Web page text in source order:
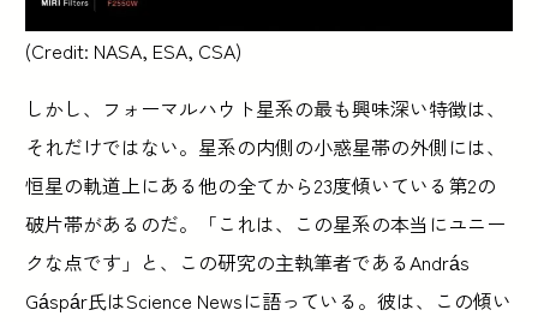
(Credit: NASA, ESA, CSA)
しかし、フォーマルハウト星系の最も興味深い特徴は、
それだけではない。星系の内側の小惑星帯の外側には、
恒星の軌道上にある他の全てから23度傾いている第2の
破片帯があるのだ。「これは、この星系の本当にユニー
クな点です」と、この研究の主執筆者であるAndrás
Gáspár氏はScience Newsに語っている。彼は、この傾い